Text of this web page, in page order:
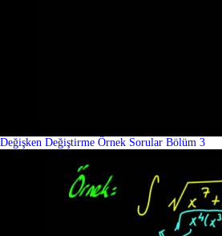
Değişken Değiştirme Örnek Sorular Bölüm 3